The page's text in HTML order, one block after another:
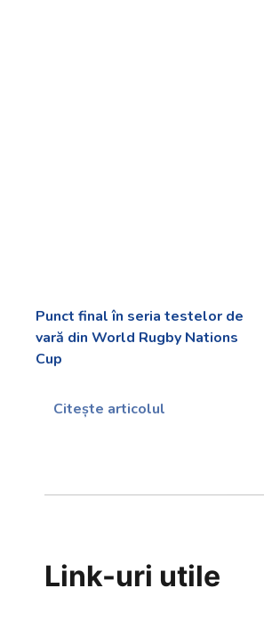
Punct final în seria testelor de
vară din World Rugby Nations
Cup
Citește articolul
Link-uri utile